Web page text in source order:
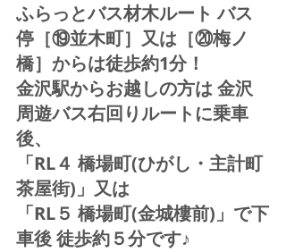
ふらっとバス材木ルート バス
停［⑲並木町］又は［⑳梅ノ
橋］からは徒歩約1分！
金沢駅からお越しの方は 金沢
周遊バス右回りルートに乗車
後、
「RL４ 橋場町(ひがし・主計町
茶屋街)」又は
「RL５ 橋場町(金城樓前)」で下
車後 徒歩約５分です♪